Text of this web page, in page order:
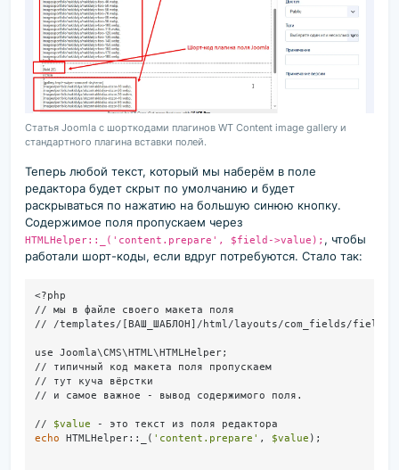
Cтатья Joomla с шорткодами плагинов WT Content image gallery и
стандартного плагина вставки полей.
Теперь любой текст, который мы наберём в поле
редактора будет скрыт по умолчанию и будет
раскрываться по нажатию на большую синюю кнопку.
Содержимое поля пропускаем через
HTMLHelper::_('content.prepare', $field->value); , чтобы
работали шорт-коды, если вдруг потребуются. Стало так:
<?php
// мы в файле своего макета поля
// /templates/[ВАШ_ШАБЛОН]/html/layouts/com_fields/field/
use Joomla\CMS\HTML\HTMLHelper;
// типичный код макета поля пропускаем
// тут куча вёрстки
// и самое важное - вывод содержимого поля.
// $value
echo HTMLHelper::_( 'content.prepare' , $value );